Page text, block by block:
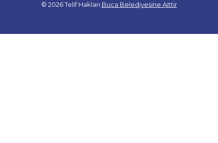
© 2026 Telif Hakları Buca Belediyesine Aittir